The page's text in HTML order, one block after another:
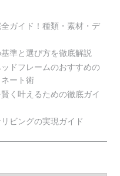
ガイド！種類・素材・デ
準と選び方を徹底解説
ドフレームのおすすめの
ート術
く叶えるための徹底ガイ
ビングの実現ガイド